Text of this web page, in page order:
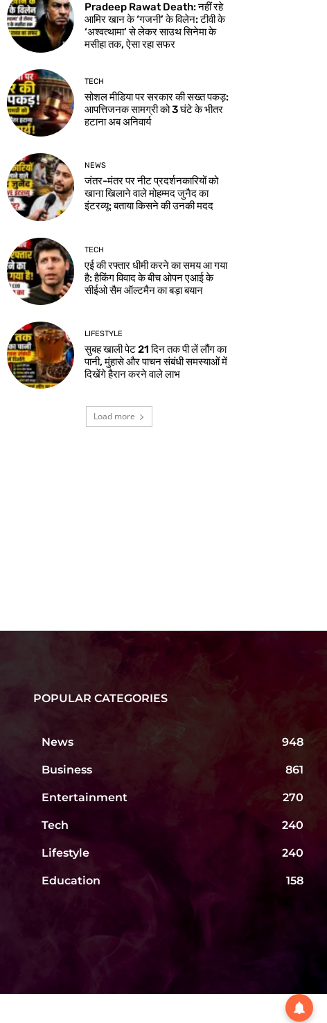
Pradeep Rawat Death: नहीं रहे
आमिर खान के ‘गजनी’ के विलेन: टीवी के
‘अश्वत्थामा’ से लेकर साउथ सिनेमा के
मसीहा तक, ऐसा रहा सफर
TECH
सोशल मीडिया पर सरकार की सख्त पकड़:
आपत्तिजनक सामग्री को 3 घंटे के भीतर
हटाना अब अनिवार्य
NEWS
जंतर-मंतर पर नीट प्रदर्शनकारियों को
खाना खिलाने वाले मोहम्मद जुनैद का
इंटरव्यू: बताया किसने की उनकी मदद
TECH
एई की रफ्तार धीमी करने का समय आ गया
है: हैकिंग विवाद के बीच ओपन एआई के
सीईओ सैम ऑल्टमैन का बड़ा बयान
LIFESTYLE
सुबह खाली पेट 21 दिन तक पी लें लौंग का
पानी, मुंहासे और पाचन संबंधी समस्याओं में
दिखेंगे हैरान करने वाले लाभ
Load more
POPULAR CATEGORIES
News 948
Business 861
Entertainment 270
Tech 240
Lifestyle 240
Education 158